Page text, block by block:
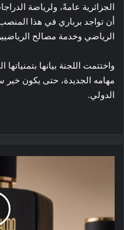
الجزائرية عامةً، ولرياضة
أن تواجد برباري في هذا
الرياضي وخدمة مصالح
واختتمت اللجنة بيانها
مهامه الجديدة، حتى يكون خير
الدولي.
الجديد